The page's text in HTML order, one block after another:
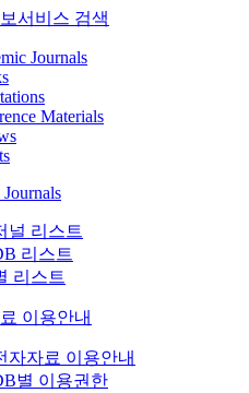
서비스 검색
Journals
Materials
널 리스트
리스트
리스트
이용안내
자자료 이용안내
별 이용권한